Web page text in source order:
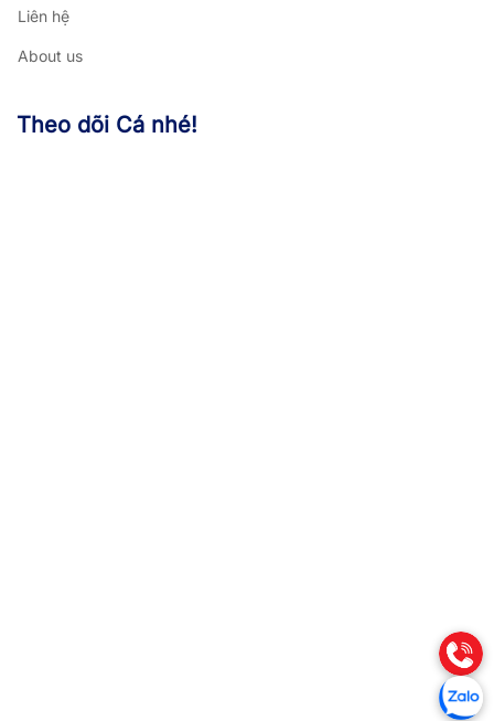
Liên hệ
About us
Theo dõi Cá nhé!